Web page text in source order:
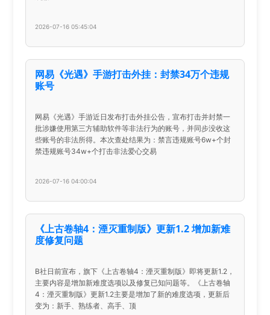
2026-07-16 05:45:04
网易《光遇》手游打击外挂：封禁34万个违规
账号
网易《光遇》手游近日发布打击外挂公告，宣布打击并封禁一
批涉嫌使用第三方辅助软件等非法行为的账号，并同步没收这
些账号的非法所得。本次查处结果为：禁言违规账号6w+个封
禁违规账号34w+个打击非法爱心交易
2026-07-16 04:00:04
《上古卷轴4：湮灭重制版》更新1.2 增加新难
度修复问题
B社日前宣布，旗下《上古卷轴4：湮灭重制版》即将更新1.2，
主要内容是增加新难度选项以及修复已知问题等。《上古卷轴
4：湮灭重制版》更新1.2主要是增加了新的难度选项，更新后
变为：新手、熟练者、高手、顶